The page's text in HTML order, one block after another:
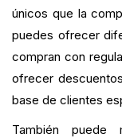
únicos que la
puedes ofrecer
compran con
ofrecer
base de clientes
También puede